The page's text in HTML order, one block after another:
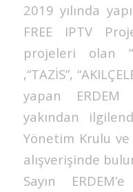
2019 yılında
FREE IPTV
projeleri olan
,“TAZİS”,
yapan
yakından
Yönetim Krulu
alışverişinde
Sayın